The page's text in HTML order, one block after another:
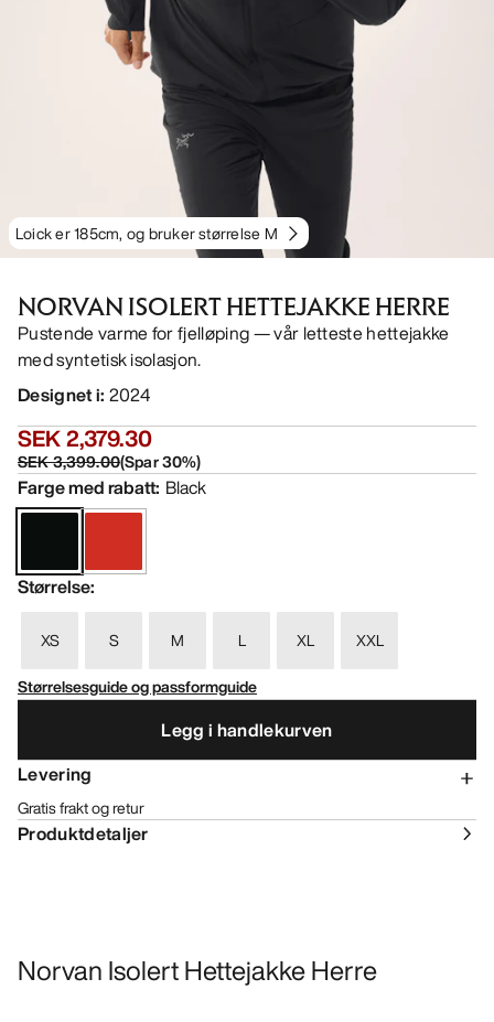
Loick er 185cm, og bruker størrelse M
NORVAN ISOLERT HETTEJAKKE HERRE
Pustende varme for fjelløping — vår letteste hettejakke
med syntetisk isolasjon.
Designet i: 2024
SEK 2,379.30
SEK 3,399.00(Spar30%)
Farge med rabatt: Black
Størrelse:
XS S M L XL
XXL
Størrelsesguide og passformguide
Legg i handlekurven
Levering
Gratis frakt og retur
Produktdetaljer
Norvan Isolert Hettejakke Herre